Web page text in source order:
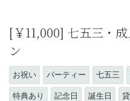
[￥11,000] 七五三・
ン
お祝い パーティー 七五三
特典あり 記念日 誕生日